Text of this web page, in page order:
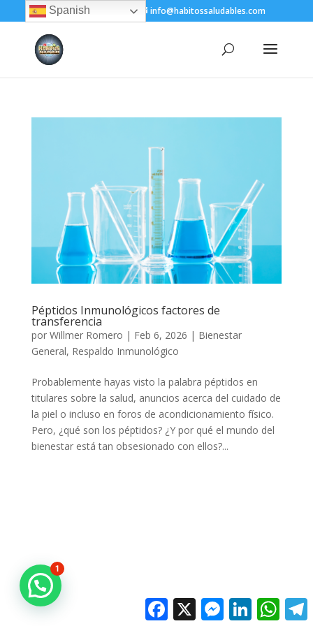
+(505) 8200-1450 info@habitossaludables.com
Péptidos Inmunológicos factores de
transferencia
por Willmer Romero | Feb 6, 2026 | Bienestar
General, Respaldo Inmunológico
Probablemente hayas visto la palabra péptidos en
titulares sobre la salud, anuncios acerca del cuidado de
la piel o incluso en foros de acondicionamiento físico.
Pero, ¿qué son los péptidos? ¿Y por qué el mundo del
bienestar está tan obsesionado con ellos?...
Facebook Messenger
LinkedIn
Spanish
1